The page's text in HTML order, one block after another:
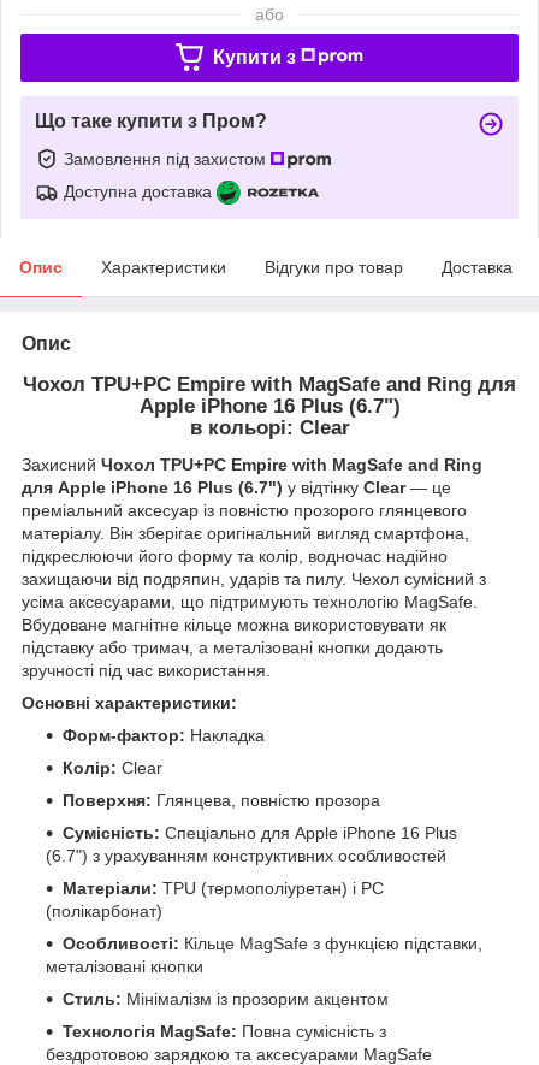
або
Купити з
Що таке купити з Пром?
Замовлення під захистом
Доступна доставка
Опис Характеристики Відгуки про товар Доставка
Опис
Чохол TPU+PC Empire with MagSafe and Ring для
Apple iPhone 16 Plus (6.7")
в кольорі: Clear
Захисний Чохол TPU+PC Empire with MagSafe and Ring
для Apple iPhone 16 Plus (6.7") у відтінку Clear— це
преміальний аксесуар із повністю прозорого глянцевого
матеріалу. Він зберігає оригінальний вигляд смартфона,
підкреслюючи його форму та колір, водночас надійно
захищаючи від подряпин, ударів та пилу. Чехол сумісний з
усіма аксесуарами, що підтримують технологію MagSafe.
Вбудоване магнітне кільце можна використовувати як
підставку або тримач, а металізовані кнопки додають
зручності під час використання.
Основні характеристики:
Форм-фактор: Накладка
Колір: Clear
Поверхня: Глянцева, повністю прозора
Сумісність: Спеціально для Apple iPhone 16 Plus
(6.7") з урахуванням конструктивних особливостей
Матеріали: TPU (термополіуретан) і PC
(полікарбонат)
Особливості: Кільце MagSafe з функцією підставки,
металізовані кнопки
Стиль: Мінімалізм із прозорим акцентом
Технологія MagSafe: Повна сумісність з
бездротовою зарядкою та аксесуарами MagSafe